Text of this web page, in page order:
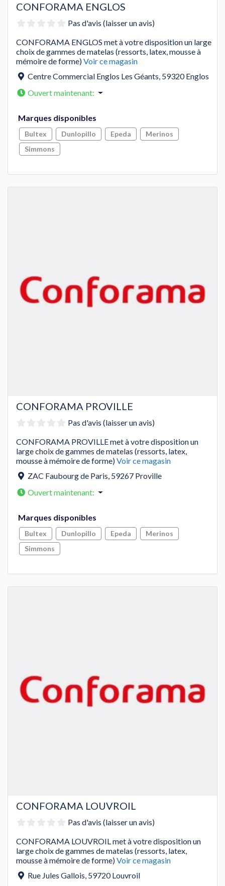
CONFORAMA ENGLOS
Pas d'avis (laisser un avis)
CONFORAMA ENGLOS met à votre disposition un large
choix de gammes de matelas (ressorts, latex, mousse à
mémoire de forme)Voir ce magasin
Centre Commercial Englos Les Géants, 59320 Englos
Ouvert maintenant:
Marques disponibles
Bultex Dunlopillo Epeda
Merinos
Simmons
CONFORAMA PROVILLE
Pas d'avis (laisser un avis)
CONFORAMA PROVILLE met à votre disposition un
large choix de gammes de matelas (ressorts, latex,
mousse à mémoire de forme)Voir ce magasin
ZAC Faubourg de Paris, 59267 Proville
Ouvert maintenant:
Marques disponibles
Bultex Dunlopillo Epeda
Merinos
Simmons
CONFORAMA LOUVROIL
Pas d'avis (laisser un avis)
CONFORAMA LOUVROIL met à votre disposition un
large choix de gammes de matelas (ressorts, latex,
mousse à mémoire de forme)Voir ce magasin
Rue Jules Gallois, 59720 Louvroil